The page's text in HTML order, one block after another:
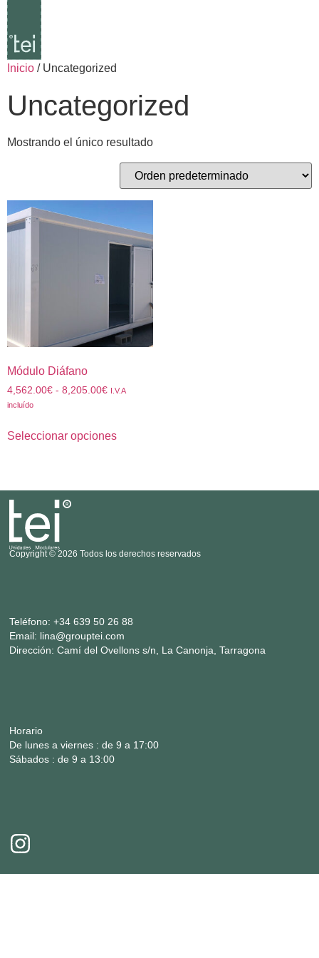
Inicio / Uncategorized
Uncategorized
Mostrando el único resultado
Módulo Diáfano
4,562.00€ - 8,205.00€ I.V.A
incluído
Seleccionar opciones
Copyright © 2026 Todos los derechos reservados
Horario
De lunes a viernes : de 9 a 17:00
Sábados : de 9 a 13:00
Teléfono:+34 639 50 26 88
Email: lina@grouptei.com
Dirección: Camí del Ovellons s/n, La Canonja, Tarragona